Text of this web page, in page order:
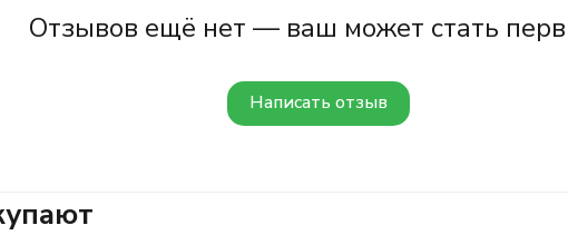
Отзывов ещё нет — ваш может стать
Написать отзыв